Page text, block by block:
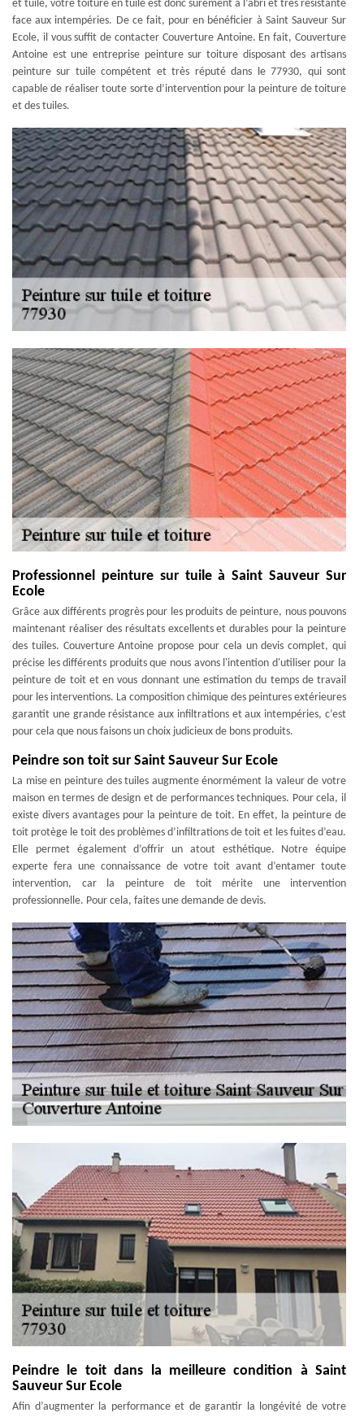
et tuile, votre toiture en tuile est donc sûrement à l’abri et très résistante
face aux intempéries. De ce fait, pour en bénéficier à Saint Sauveur Sur
Ecole, il vous suffit de contacter Couverture Antoine. En fait, Couverture
Antoine est une entreprise peinture sur toiture disposant des artisans
peinture sur tuile compétent et très réputé dans le 77930, qui sont
capable de réaliser toute sorte d’intervention pour la peinture de toiture
et des tuiles.
Professionnel peinture sur tuile à Saint Sauveur Sur
Ecole
Grâce aux différents progrès pour les produits de peinture, nous pouvons
maintenant réaliser des résultats excellents et durables pour la peinture
des tuiles. Couverture Antoine propose pour cela un devis complet, qui
précise les différents produits que nous avons l'intention d'utiliser pour la
peinture de toit et en vous donnant une estimation du temps de travail
pour les interventions. La composition chimique des peintures extérieures
garantit une grande résistance aux infiltrations et aux intempéries, c’est
pour cela que nous faisons un choix judicieux de bons produits.
Peindre son toit sur Saint Sauveur Sur Ecole
La mise en peinture des tuiles augmente énormément la valeur de votre
maison en termes de design et de performances techniques. Pour cela, il
existe divers avantages pour la peinture de toit. En effet, la peinture de
toit protège le toit des problèmes d’infiltrations de toit et les fuites d’eau.
Elle permet également d’offrir un atout esthétique. Notre équipe
experte fera une connaissance de votre toit avant d’entamer toute
intervention, car la peinture de toit mérite une intervention
professionnelle. Pour cela, faites une demande de devis.
Peindre le toit dans la meilleure condition à Saint
Sauveur Sur Ecole
Afin d’augmenter la performance et de garantir la longévité de votre